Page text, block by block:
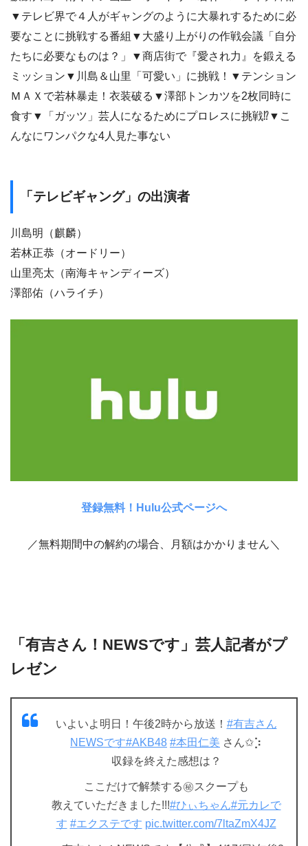
▼テレビ界で４人がギャングのように大暴れするために必
要なことに挑戦する番組▼大盛り上がりの作戦会議「自分
たちに必要なものは？」▼商店街で『愛され力』を鍛える
ミッション▼川島＆山里「可愛い」に挑戦！▼テンション
ＭＡＸで若林暴走！衣装破る▼澤部トンカツを2枚同時に
食す▼「ガッツ」芸人になるためにプロレスに挑戦⁉▼こ
んなにワンパクな4人見た事ない
「テレビギャング」の出演者
川島明（麒麟）
若林正恭（オードリー）
山里亮太（南海キャンディーズ）
澤部佑（ハライチ）
登録無料！Hulu公式ページへ
／無料期間中の解約の場合、月額はかかりません＼
「有吉さん！NEWSです」芸人記者がプ
レゼン
いよいよ明日！午後2時から放送！ #有吉さん
NEWSです#AKB48 #本田仁美 さん✩︎⡱
収録を終えた感想は？
ここだけで解禁する㊙︎スクープも
教えていただきました!!!#ひぃちゃん#元カレで
す #エクステです pic.twitter.com/7ltaZmX4JZ